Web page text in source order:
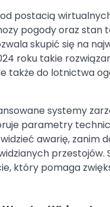
postacią
pogody oraz stan
skupić się na
roku takie
także do lotnictwa
systemy
parametry
awarię, zanim
który pomaga